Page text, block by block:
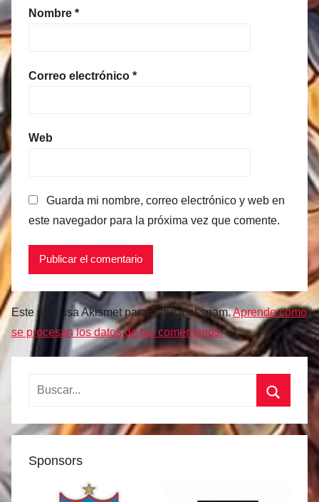
Nombre *
Correo electrónico *
Web
Guarda mi nombre, correo electrónico y web en
este navegador para la próxima vez que comente.
Este sitio usa Akismet para reducir el spam.Aprende cómo
se procesan los datos de tus comentarios.
Buscar:
Sponsors